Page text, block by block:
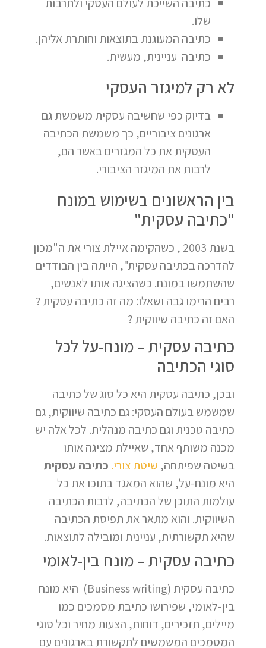
שלו.
כתיבה המעוגנת בתוצאות וחותרת אליהן.
כתיבה עניינית, מעשית.
לא רק למיגזר העסקי
בדיוק כפי שחשיבה עסקית משמשת גם
ארגונים ציבוריים, כך משמשת הכתיבה
העסקית את כל המגזרים באשר הם,
לרבות את המיגזר הציבורי.
בין הראשונים בשימוש במונח
"כתיבה עסקית"
בשנת 2003 , כשהקימה איילת צורי את ה"מכון
להדרכה בכתיבה עסקית", הייתה בין הבודדים
שהשתמשו במונח. כשהציגה אותו לאנשים,
רבים הרימו גבה ושאלו: מה זה כתיבה עסקית ?
האם זה כתיבה שיווקית ?
כתיבה עסקית – מונח-על לכל
סוגי הכתיבה
ובכן, כתיבה עסקית היא כל סוג של כתיבה
שמשמש בעולם העסקי: גם כתיבה שיווקית, גם
כתיבה טכנית וגם כתיבה מנהלית. לכל אלה יש
מכנה משותף אחד, שאיילת מציגה אותו
בשיטה שפיתחה, שיטת צורי. כתיבה עסקית
היא מונח-על, שהוא המאגד בתוכו את כל
עולמות התוכן של הכתיבה, לרבות הכתיבה
השיווקית. והוא מתאר את תפיסת הכתיבה
שהיא תקשורתית, עניינית ומובילה לתוצאות.
כתיבה עסקית – מונח בין-לאומי
כתיבה עסקית (Business writing) היא מונח
בין-לאומי, שפירושו כתיבת מסמכים כמו
מיילים, תזכירים, דוחות, הצעות מחיר וכל סוגי
המסמכים המשמשים לתקשורת בארגונים עם